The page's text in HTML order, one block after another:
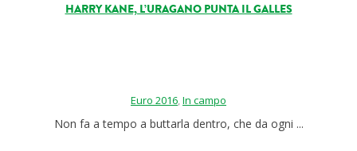
HARRY KANE, L’URAGANO PUNTA IL GALLES
Euro 2016,In campo
Non fa a tempo a buttarla dentro, che da ogni ...